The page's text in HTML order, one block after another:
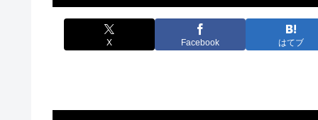
X Facebook はてブ